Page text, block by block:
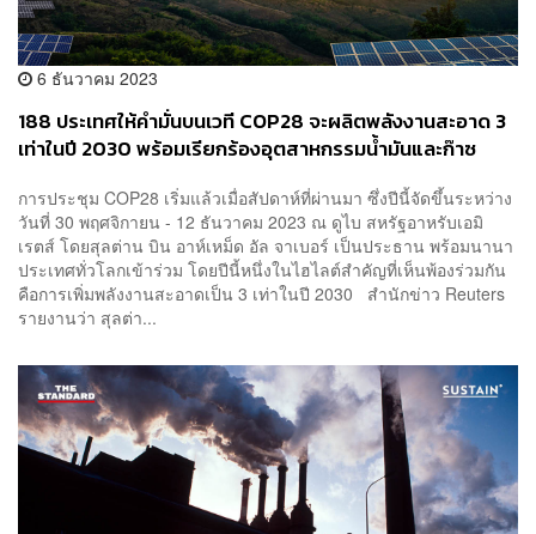
6 ธันวาคม 2023
188 ประเทศให้คำมั่นบนเวที COP28 จะผลิตพลังงานสะอาด 3
เท่าในปี 2030 พร้อมเรียกร้องอุตสาหกรรมน้ำมันและก๊าซ
การประชุม COP28 เริ่มแล้วเมื่อสัปดาห์ที่ผ่านมา ซึ่งปีนี้จัดขึ้นระหว่าง
วันที่ 30 พฤศจิกายน - 12 ธันวาคม 2023 ณ ดูไบ สหรัฐอาหรับเอมิ
เรตส์ โดยสุลต่าน บิน อาห์เหม็ด อัล จาเบอร์ เป็นประธาน พร้อมนานา
ประเทศทั่วโลกเข้าร่วม โดยปีนี้หนึ่งในไฮไลต์สำคัญที่เห็นพ้องร่วมกัน
คือการเพิ่มพลังงานสะอาดเป็น 3 เท่าในปี 2030 สำนักข่าว Reuters
รายงานว่า สุลต่า...